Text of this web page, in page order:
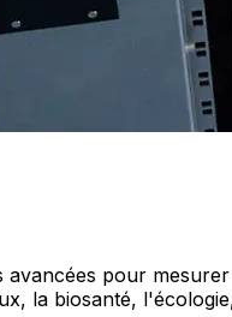
pour
la biosanté,